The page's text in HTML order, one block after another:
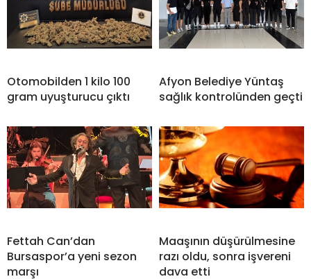
Otomobilden 1 kilo 100
gram uyuşturucu çıktı
Afyon Belediye Yüntaş
sağlık kontrolünden geçti
Fettah Can’dan
Bursaspor’a yeni sezon
marşı
Maaşının düşürülmesine
razı oldu, sonra işvereni
dava etti